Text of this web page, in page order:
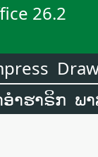
26.2
ຳຮາຣິກ ພ